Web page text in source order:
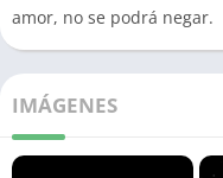
amor, no se podrá negar.
IMÁGENES